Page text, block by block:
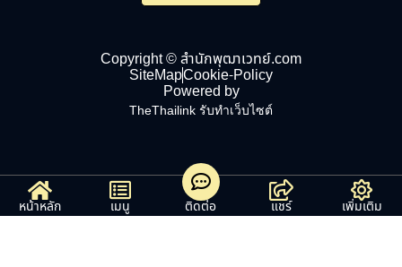
Copyright © สำนักพุฒาเวทย์.com
SiteMapCookie-Policy
Powered by
TheThailink รับทำเว็บไซต์
หน้าหลัก เมนู ติดต่อ แชร์ เพิ่มเติม